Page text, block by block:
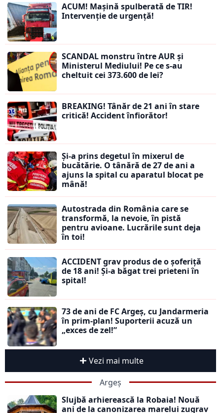
ACUM! Mașină spulberată de TIR!
Intervenție de urgență!
SCANDAL monstru între AUR și
Ministerul Mediului! Pe ce s-au
cheltuit cei 373.600 de lei?
BREAKING! Tânăr de 21 ani în stare
critică! Accident înfiorător!
Și-a prins degetul în mixerul de
bucătărie. O tânără de 27 de ani a
ajuns la spital cu aparatul blocat pe
mână!
Autostrada din România care se
transformă, la nevoie, în pistă
pentru avioane. Lucrările sunt deja
în toi!
ACCIDENT grav produs de o șoferiță
de 18 ani! Și-a băgat trei prieteni în
spital!
73 de ani de FC Argeș, cu Jandarmeria
în prim-plan! Suporterii acuză un
„exces de zel!”
Vezi mai multe
Argeș
Slujbă arhierească la Robaia! Nouă
ani de la canonizarea marelui zugrav